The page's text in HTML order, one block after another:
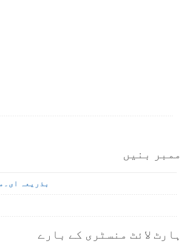
ممبر بنیں
بذریعہ
ہارٹ لائٹ منسٹری کے بارے